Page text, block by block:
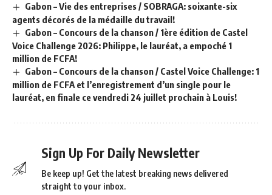
Gabon – Vie des entreprises / SOBRAGA: soixante-six
agents décorés de la médaille du travail!
Gabon – Concours de la chanson / 1ère édition de Castel
Voice Challenge 2026: Philippe, le lauréat, a empoché 1
million de FCFA!
Gabon – Concours de la chanson / Castel Voice Challenge: 1
million de FCFA et l’enregistrement d’un single pour le
lauréat, en finale ce vendredi 24 juillet prochain à Louis!
Sign Up For Daily Newsletter
Be keep up! Get the latest breaking news delivered
straight to your inbox.